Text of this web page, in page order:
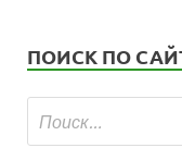
ПОИСК ПО